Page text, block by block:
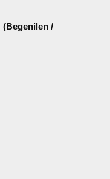
(Begenilen /